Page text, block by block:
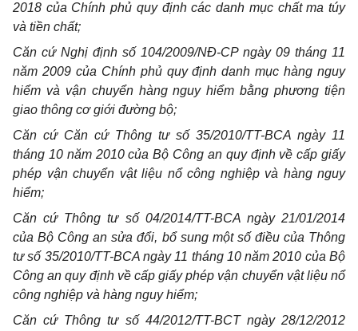
2018 của Chính phủ quy định các danh mục chất ma túy
và tiền chất;
Căn cứ Nghị định số 104/2009/NĐ-CP ngày 09 tháng 11
năm 2009 của Chính phủ quy định danh mục hàng nguy
hiểm và vận chuyển hàng nguy hiểm bằng phương tiện
giao thông cơ giới đường bộ;
Căn cứ Căn cứ Thông tư số 35/2010/TT-BCA ngày 11
tháng 10 năm 2010 của Bộ Công an quy định về cấp giấy
phép vận chuyển vật liệu nổ công nghiệp và hàng nguy
hiểm;
Căn cứ Thông tư số 04/2014/TT-BCA ngày 21/01/2014
của Bộ Công an sửa đổi, bổ sung một số điều của Thông
tư số 35/2010/TT-BCA ngày 11 tháng 10 năm 2010 của Bộ
Công an quy định về cấp giấy phép vận chuyển vật liệu nổ
công nghiệp và hàng nguy hiểm;
Căn cứ Thông tư số 44/2012/TT-BCT ngày 28/12/2012